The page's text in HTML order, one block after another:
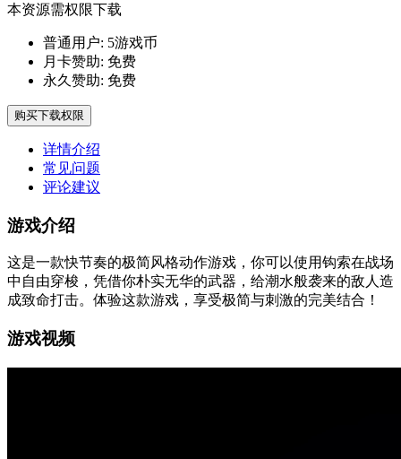
本资源需权限下载
普通用户: 5游戏币
月卡赞助: 免费
永久赞助: 免费
购买下载权限
详情介绍
常见问题
评论建议
游戏介绍
这是一款快节奏的极简风格动作游戏，你可以使用钩索在战场
中自由穿梭，凭借你朴实无华的武器，给潮水般袭来的敌人造
成致命打击。体验这款游戏，享受极简与刺激的完美结合！
游戏视频